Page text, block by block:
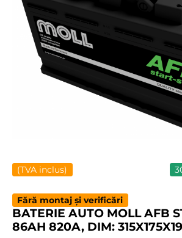
(TVA inclus)
Fără montaj și verificări
BATERIE AUTO MOLL AFB
86AH 820A, DIM: